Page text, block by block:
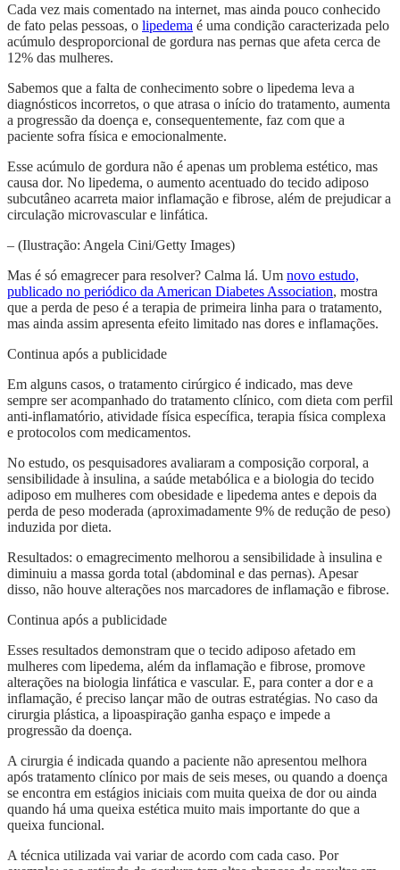
Cada vez mais comentado na internet, mas ainda pouco conhecido
de fato pelas pessoas, o lipedema é uma condição caracterizada pelo
acúmulo desproporcional de gordura nas pernas que afeta cerca de
12% das mulheres.
Sabemos que a falta de conhecimento sobre o lipedema leva a
diagnósticos incorretos, o que atrasa o início do tratamento, aumenta
a progressão da doença e, consequentemente, faz com que a
paciente sofra física e emocionalmente.
Esse acúmulo de gordura não é apenas um problema estético, mas
causa dor. No lipedema, o aumento acentuado do tecido adiposo
subcutâneo acarreta maior inflamação e fibrose, além de prejudicar a
circulação microvascular e linfática.
– (Ilustração: Angela Cini/Getty Images)
Mas é só emagrecer para resolver? Calma lá. Um novo estudo,
publicado no periódico da American Diabetes Association, mostra
que a perda de peso é a terapia de primeira linha para o tratamento,
mas ainda assim apresenta efeito limitado nas dores e inflamações.
Continua após a publicidade
Em alguns casos, o tratamento cirúrgico é indicado, mas deve
sempre ser acompanhado do tratamento clínico, com dieta com perfil
anti-inflamatório, atividade física específica, terapia física complexa
e protocolos com medicamentos.
No estudo, os pesquisadores avaliaram a composição corporal, a
sensibilidade à insulina, a saúde metabólica e a biologia do tecido
adiposo em mulheres com obesidade e lipedema antes e depois da
perda de peso moderada (aproximadamente 9% de redução de peso)
induzida por dieta.
Resultados: o emagrecimento melhorou a sensibilidade à insulina e
diminuiu a massa gorda total (abdominal e das pernas). Apesar
disso, não houve alterações nos marcadores de inflamação e fibrose.
Continua após a publicidade
Esses resultados demonstram que o tecido adiposo afetado em
mulheres com lipedema, além da inflamação e fibrose, promove
alterações na biologia linfática e vascular. E, para conter a dor e a
inflamação, é preciso lançar mão de outras estratégias. No caso da
cirurgia plástica, a lipoaspiração ganha espaço e impede a
progressão da doença.
A cirurgia é indicada quando a paciente não apresentou melhora
após tratamento clínico por mais de seis meses, ou quando a doença
se encontra em estágios iniciais com muita queixa de dor ou ainda
quando há uma queixa estética muito mais importante do que a
queixa funcional.
A técnica utilizada vai variar de acordo com cada caso. Por